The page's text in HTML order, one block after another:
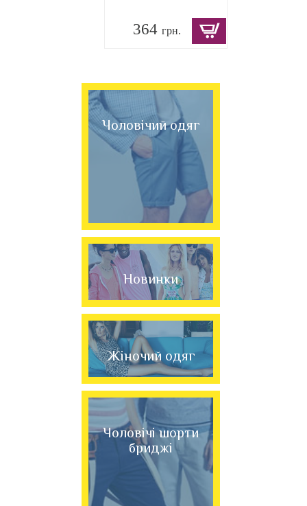
364 грн.
Чоловічий одяг
Новинки
Жіночий одяг
Чоловічі шорти
бриджі